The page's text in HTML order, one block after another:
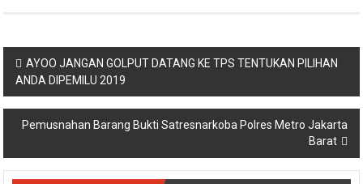
Navigasi
pos
AYOO JANGAN GOLPUT DATANG KE TPS TENTUKAN PILIHAN
ANDA DIPEMILU 2019
Pemusnahan Barang Bukti Satresnarkoba Polres Metro Jakarta
Barat